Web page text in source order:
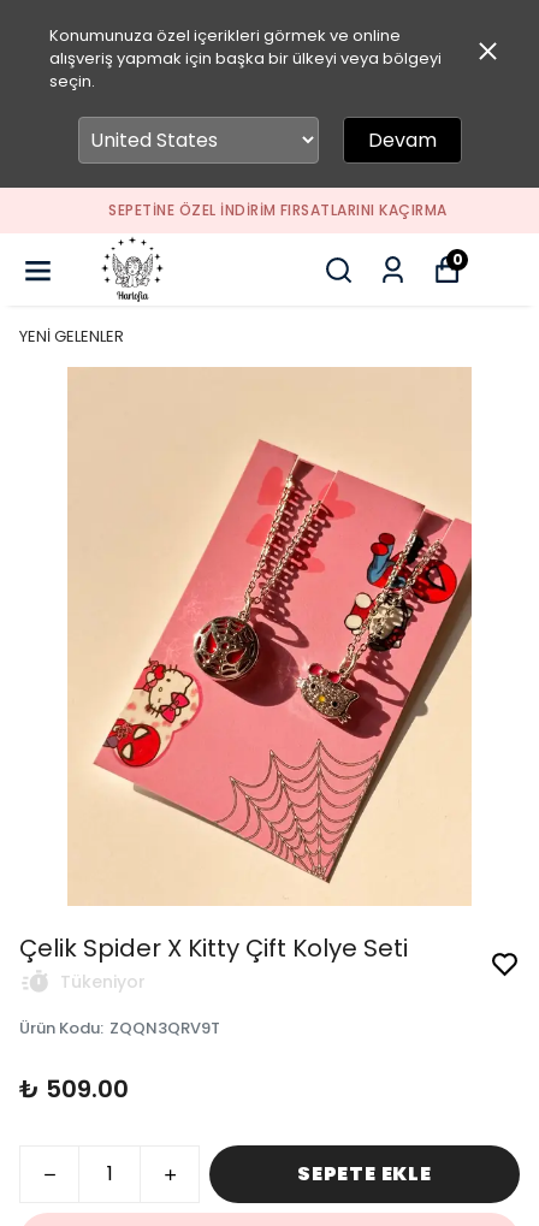
Konumunuza özel içerikleri görmek ve online
alışveriş yapmak için başka bir ülkeyi veya bölgeyi
seçin.
Devam
SEPETİNE ÖZEL İNDİRİM FIRSATLARINI KAÇIRMA
0
YENİ GELENLER
Çelik Spider X Kitty Çift Kolye Seti
Tükeniyor
Ürün Kodu: ZQQN3QRV9T
₺ 509.00
SEPETE EKLE